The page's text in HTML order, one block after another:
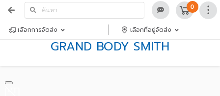
0
เลือกการจัดส่ง เลือกที่อยู่จัดส่ง
GRAND BODY SMITH